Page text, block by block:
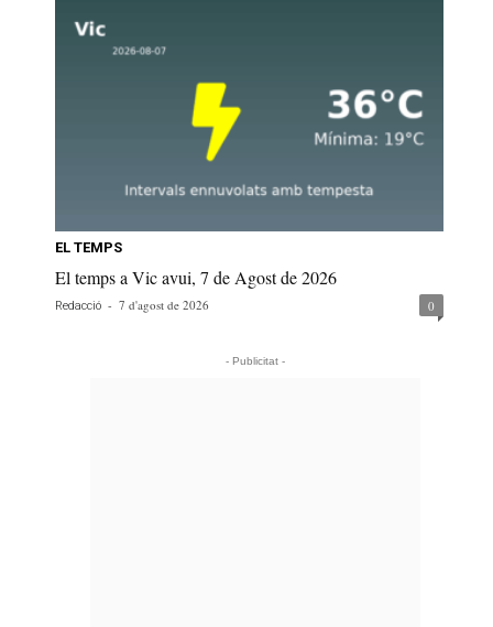
EL TEMPS
El temps a Vic avui, 7 de Agost de 2026
Redacció - 7 d'agost de 2026 0
- Publicitat -